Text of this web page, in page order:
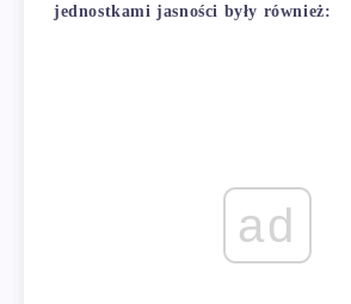
jednostkami jasności były również:
ad